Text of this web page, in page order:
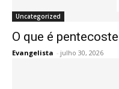
Uncategorized
O que é
Evangelista - julho 30, 2026